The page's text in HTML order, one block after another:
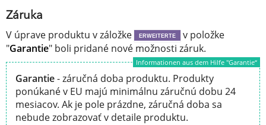
Záruka
V úprave produktu v záložke ERWEITERTE
v položke
"Garantie" boli pridané nové možnosti záruk.
Informationen aus dem Hilfe "Garantie“
Garantie- záručná doba produktu. Produkty
ponúkané v EU majú minimálnu záručnú dobu 24
mesiacov. Ak je pole prázdne, záručná doba sa
nebude zobrazovať v detaile produktu.